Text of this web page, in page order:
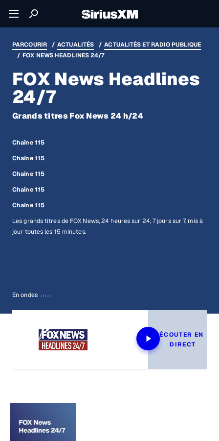
PARCOURIR ACTUALITÉS
ACTUALITÉS ET RADIO PUBLIQUE
FOX NEWS HEADLINES 24/7
FOX News Headlines
24/7
Grands titres Fox News 24 h/24
Chaîne 115
Chaîne 115
Chaîne 115
Chaîne 115
Chaîne 115
Les grands titres de FOX News, 24 heures sur 24, 7 jours sur 7, mis à
jour toutes les 15 minutes.
En ondes
ÉCOUTER EN
DIRECT